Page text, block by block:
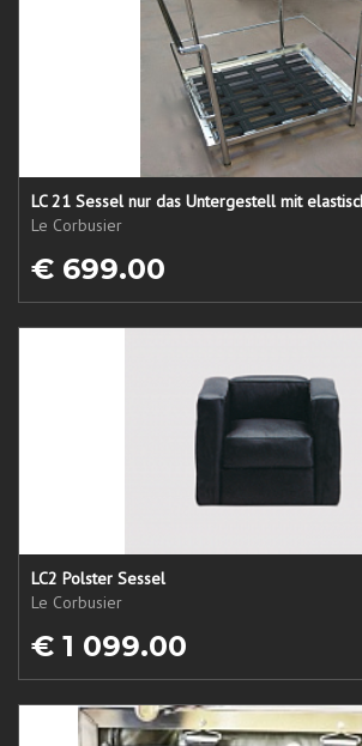
LC 21 Sessel nur das Untergestell mit
Le Corbusier
€ 699.00
LC2 Polster Sessel
Le Corbusier
€ 1 099.00